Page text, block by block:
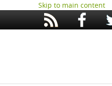
Skip to main content